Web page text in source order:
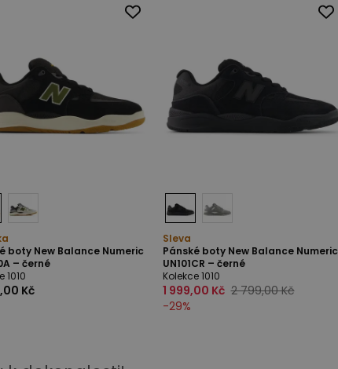
boty New Balance Numeric
– černé
1010
Kč
Sleva
Pánské boty New Balance Numeric
UN101CR – černé
Kolekce 1010
1 999,00 Kč 2 799,00 Kč
-29%